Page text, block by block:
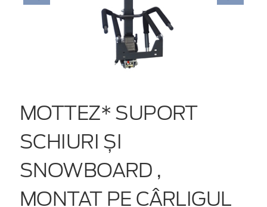
MOTTEZ* SUPORT
SCHIURI ȘI
SNOWBOARD ,
MONTAT PE CÂRLIGUL